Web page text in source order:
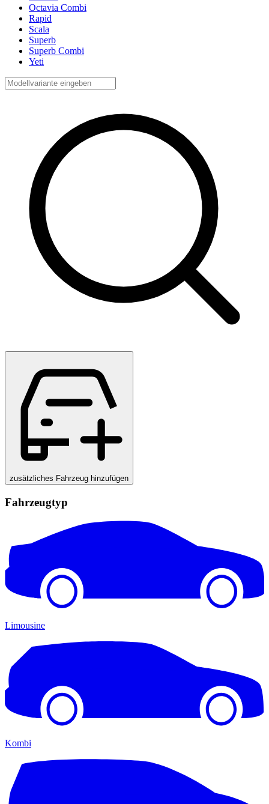
Octavia Combi
Rapid
Scala
Superb
Superb Combi
Yeti
zusätzliches Fahrzeug hinzufügen
Fahrzeugtyp
Limousine
Kombi